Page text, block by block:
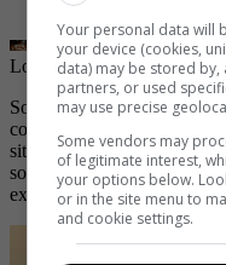
Los celos enfermizos
Son muchos los casos de
consecuencias que pueden
situaciones. Son los
solo la vida afectiva de la
expande a otros medios
Your personal data will
your device (cookies,
data) may be stored by,
partners, or used
may use precise
Some vendors may
of legitimate interest,
your options below.
or in the site menu to
and cookie settings.